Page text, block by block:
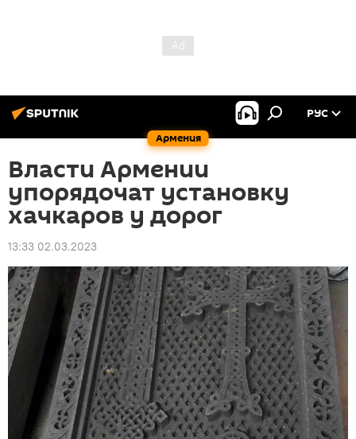
Армения
РУС
Власти Армении
упорядочат установку
хачкаров у дорог
13:33 02.03.2023